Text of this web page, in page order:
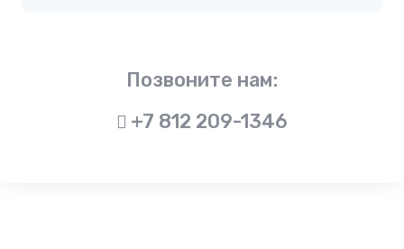
Позвоните нам:
+7 812 209-1346